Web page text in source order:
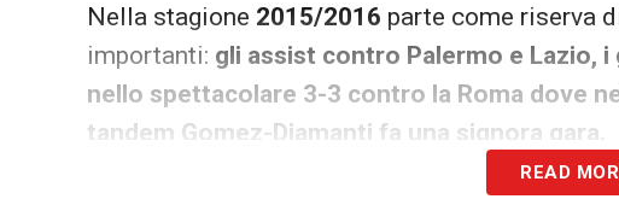
Nella stagione 2015/2016 parte come riserva
importanti: gli assist contro Palermo e Lazio, i
nello spettacolare 3-3 contro la Roma dove
tandem Gomez-Diamanti fa una signora gara.
READ